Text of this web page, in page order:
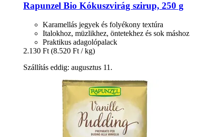
Rapunzel Bio Kókuszvirág szirup, 250 g
Karamellás jegyek és folyékony textúra
Italokhoz, müzlikhez, öntetekhez és sok máshoz
Praktikus adagolópalack
2.130 Ft (8.520 Ft / kg)
Szállítás eddig: augusztus 11.